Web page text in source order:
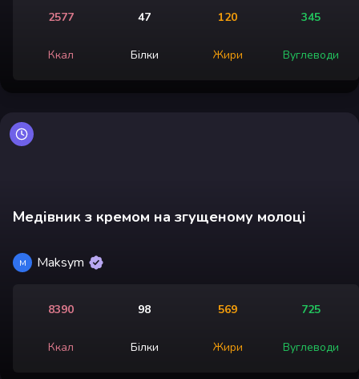
2577
Ккал
47
Білки
120
Жири
345
Вуглеводи
Медівник з кремом на згущеному молоці
M Maksym
8390
Ккал
98
Білки
569
Жири
725
Вуглеводи